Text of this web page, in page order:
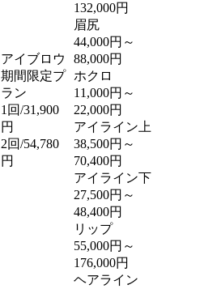
アイブロウ
期間限定プ
ラン
1回/31,900
円
2回/54,780
円
132,000円
眉尻
44,000円～
88,000円
ホクロ
11,000円～
22,000円
アイライン上
38,500円～
70,400円
アイライン下
27,500円～
48,400円
リップ
55,000円～
176,000円
ヘアライン